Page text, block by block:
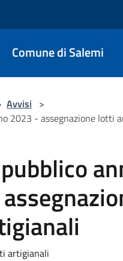
Comune di Salemi
Avvisi >
2023 - assegnazione lotti
artigianali